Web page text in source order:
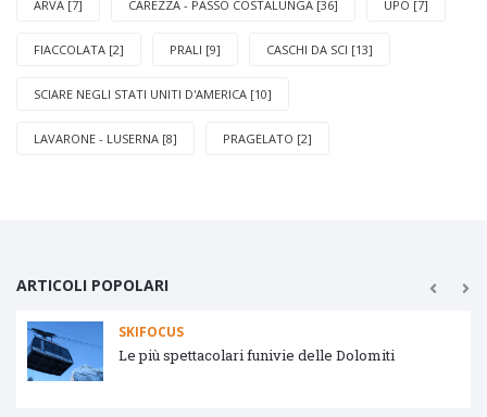
ARVA [7] CAREZZA - PASSO COSTALUNGA [36] UPO [7]
FIACCOLATA [2] PRALI [9] CASCHI DA SCI [13]
SCIARE NEGLI STATI UNITI D'AMERICA [10]
LAVARONE - LUSERNA [8] PRAGELATO [2]
ARTICOLI POPOLARI
SKIFOCUS
Le più spettacolari funivie delle Dolomiti